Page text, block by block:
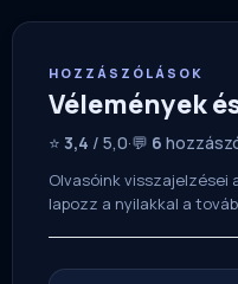
HOZZÁSZÓLÁSOK
Vélemények
⭐ 3,4 / 5,0·💬 6
Olvasóink visszajelzései
lapozz a nyilakkal a